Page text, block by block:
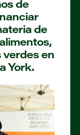
de
de
en
York.